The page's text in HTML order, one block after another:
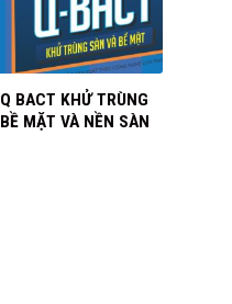
Q BACT KHỬ TRÙNG
BỀ MẶT VÀ NỀN SÀN